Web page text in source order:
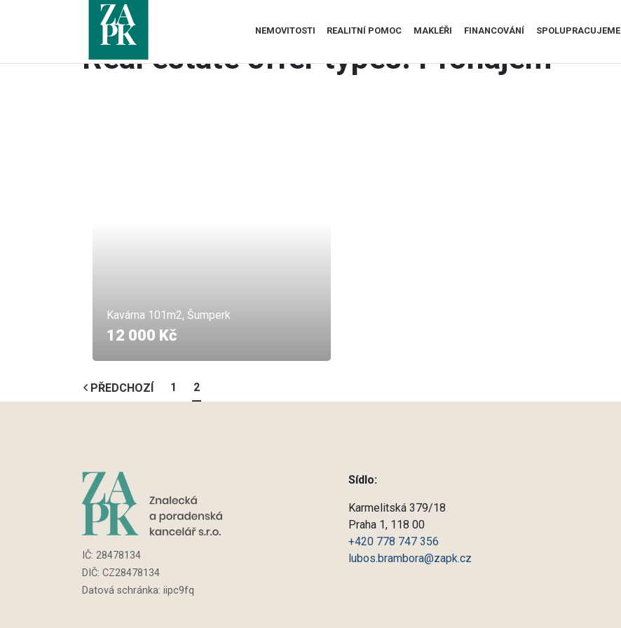
NEMOVITOSTI REALITNÍ POMOC MAKLÉŘI FINANCOVÁNÍ SPOLUPRACUJEME
Real estate offer types:Pronájem
Kavárna 101m2, Šumperk
12 000 Kč
PŘEDCHOZÍ 1 2
IČ: 28478134
DIČ: CZ28478134
Datová schránka: iipc9fq
Sídlo:
Karmelitská 379/18
Praha 1, 118 00
+420 778 747 356
lubos.brambora@zapk.cz